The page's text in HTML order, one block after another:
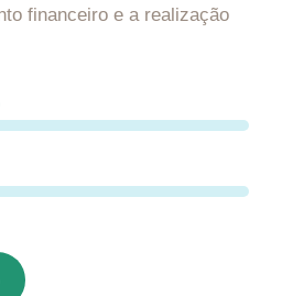
financeiro e a realização